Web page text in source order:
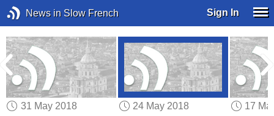
News in Slow French Sign In
31 May 2018
24 May 2018
17